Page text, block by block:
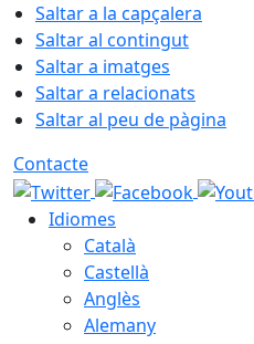
Saltar a la capçalera
Saltar al contingut
Saltar a imatges
Saltar a relacionats
Saltar al peu de pàgina
Contacte
Idiomes
Català
Castellà
Anglès
Alemany